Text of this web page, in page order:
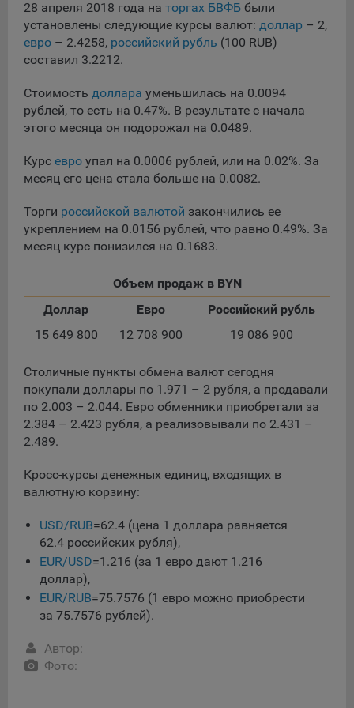
устройства) пользователя сайта Общества, указанных в
пункте 3 Политики, при их посещении для отражения
действий, совершенных пользователем. Эти файлы
позволяют не вводить заново или выбирать те же
сайта, например, выбор языковой версии.
Целями обработки файлов cookie являются:
идентификации субъектов персональных данных.
стороны (устанавливаемые сайтами, которые посещает
пользователь), так и сторонние файлы cookie (задаются
сервером, расположенным вне домена наших сайтов).
пользователей сайта (включая файлы «cookie»),
собираемые с помощью сервисов Интернет-статистики,
которые служат для сбора информации о действиях
пользователей на сайте, улучшения качества сайта и его
настройках браузера пользователя (включено
сохранение файлов cookie и использование технологии
JavaScript).
На сайтах обрабатываются следующие типы файлов
Общество может использовать файлы cookie для
рекламирования услуг пользователям сайта
пользователь посетит указанный сайт, то в дальнейшем
может встретить рекламу Общества на некоторых
сторонних веб-сайтах.
Иногда Общество использует сторонние файлы cookie
для отслеживания эффективности своих рекламных
объявлений. Такие файлы cookie, например, запоминают,
сайты Общества. С помощью данной процедуры
Общество также регулирует и оценивает эффективность
28 апреля 2018 года на торгах БВФБ были
установлены следующие курсы валют: доллар – 2,
евро – 2.4258, российский рубль (100 RUB)
составил 3.2212.
Стоимость доллара уменьшилась на 0.0094
рублей, то есть на 0.47%. В результате с начала
этого месяца он подорожал на 0.0489.
Курс евро упал на 0.0006 рублей, или на 0.02%. За
месяц его цена стала больше на 0.0082.
Торги российской валютой закончились ее
укреплением на 0.0156 рублей, что равно 0.49%. За
месяц курс понизился на 0.1683.
Объем продаж в BYN
Доллар
Евро
Российский рубль
15 649 800
12 708 900 19 086 900
Столичные пункты обмена валют сегодня
покупали доллары по 1.971 – 2 рубля, а продавали
по 2.003 – 2.044. Евро обменники приобретали за
2.384 – 2.423 рубля, а реализовывали по 2.431 –
2.489.
Кросс-курсы денежных единиц, входящих в
валютную корзину:
USD/RUB=62.4 (цена 1 доллара равняется
62.4 российских рубля),
EUR/USD=1.216 (за 1 евро дают 1.216
доллар),
EUR/RUB=75.7576 (1 евро можно приобрести
за 75.7576 рублей).
Автор:
Фото: